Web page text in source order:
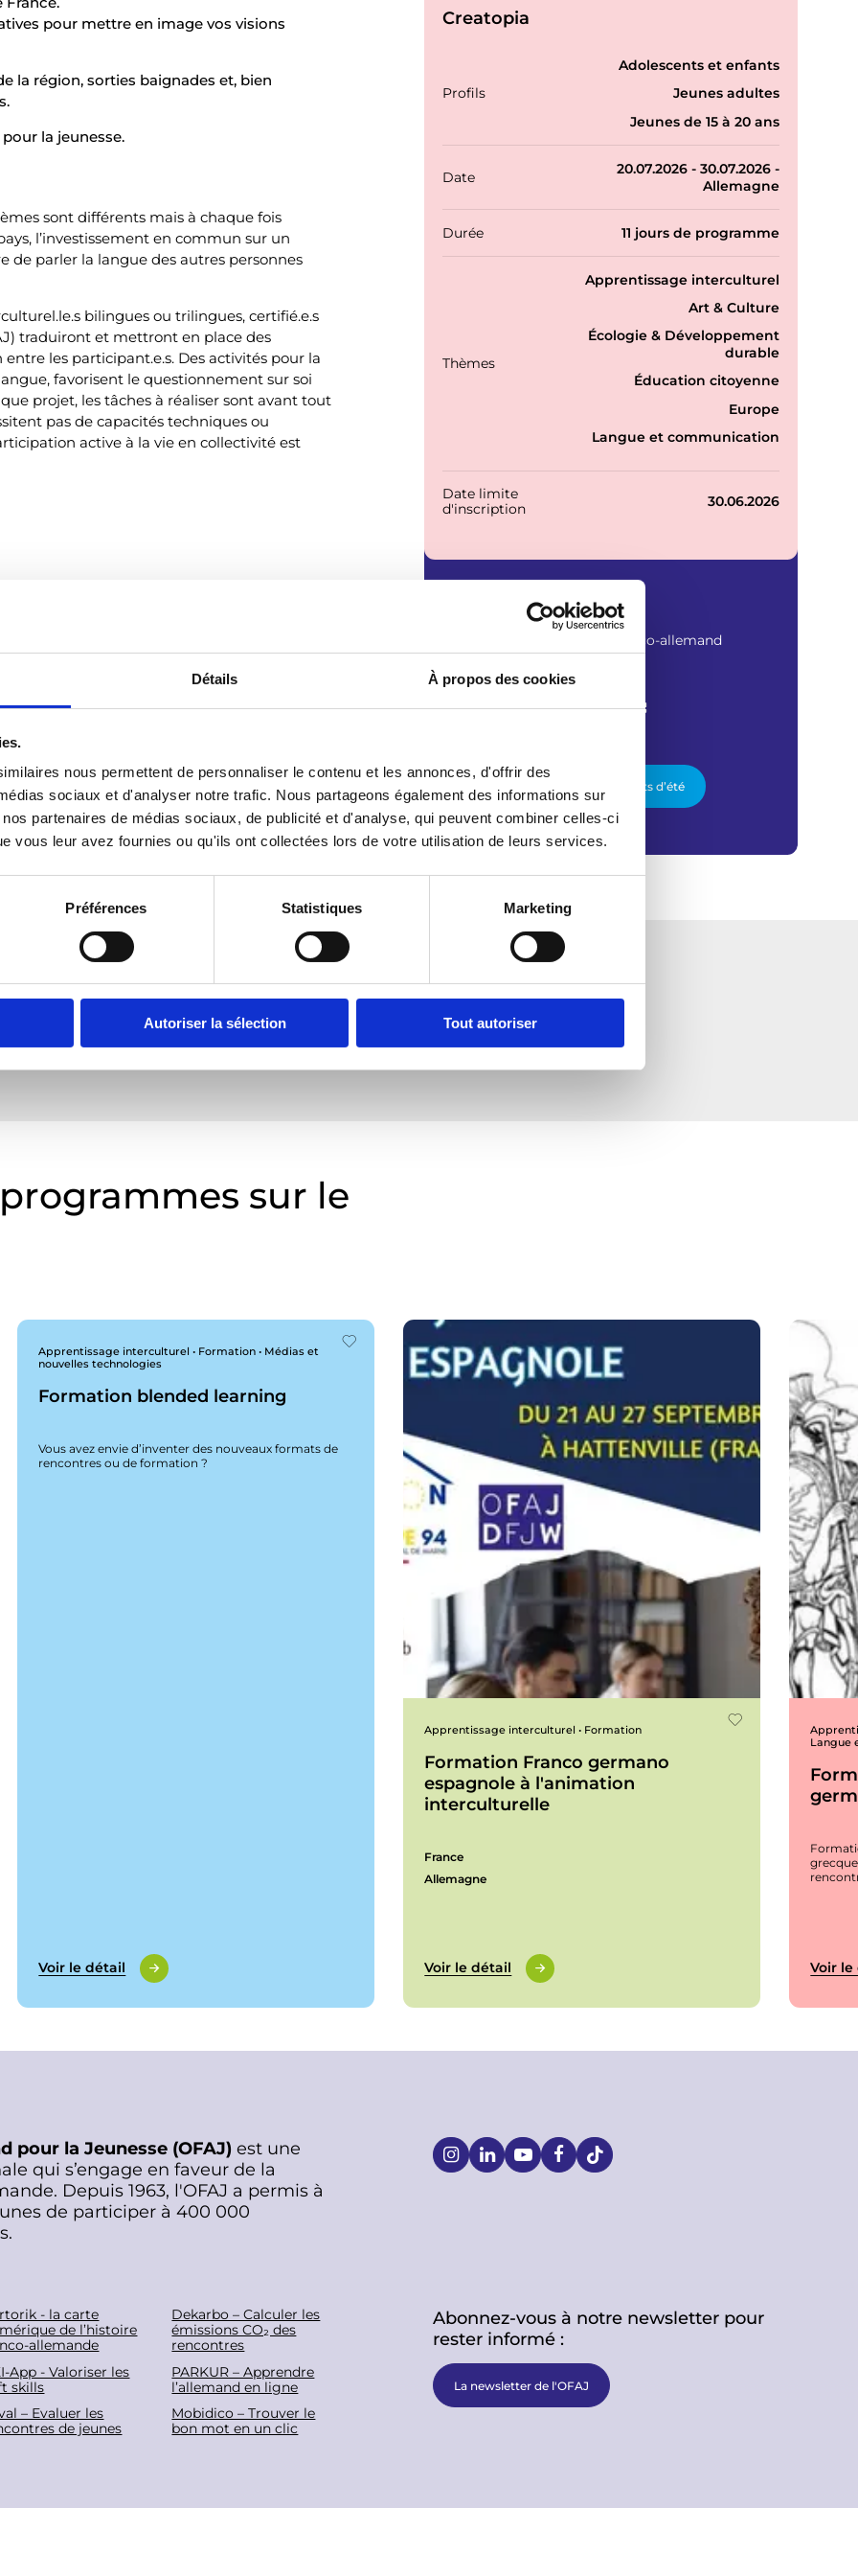
Détails À propos des cookies
nous permettent de personnaliser le contenu et les annonces, d'offrir des
sociaux et d'analyser notre trafic. Nous partageons également des informations sur
partenaires de médias sociaux, de publicité et d'analyse, qui peuvent combiner celles-ci
vous leur avez fournies ou qu'ils ont collectées lors de votre utilisation de leurs services.
Préférences Statistiques Marketing
Autoriser la sélection Tout autoriser
pour mettre en image vos visions
la région, sorties baignades et, bien
la jeunesse.
sont différents mais à chaque fois
l’investissement en commun sur un
de parler la langue des autres personnes
bilingues ou trilingues, certifié.e.s
traduiront et mettront en place des
les participant.e.s. Des activités pour la
favorisent le questionnement sur soi
projet, les tâches à réaliser sont avant tout
pas de capacités techniques ou
active à la vie en collectivité est
© Gwennili
Creatopia
Profils
P
l
s
Adolescents et enfants
Jeunes adultes
Jeunes de 15 à 20 ans
Date
20.07.2026 - 30.07.2026 -
Allemagne
Durée 11 jours de programme
Thèmes
Apprentissage interculturel
Art & Culture
Écologie & Développement
durable
Éducation citoyenne
Europe
Langue et communication
Date limite
d'inscription
30.06.2026
Catherine SCHILLING
Co-coordinatrice secteur franco-allemand
Gwennili
GWENNILI - Projets d’été
sur le
Apprentissage interculturel • Formation • Médias et
nouvelles technologies
Formation blended learning
Vous avez envie d’inventer des nouveaux formats de
rencontres ou de formation ?
Voir le détail
Apprentissage interculturel • Formation
Formation Franco germano
espagnole à l'animation
interculturelle
France
Allemagne
Voir le détail
Langue
Voir
pour la Jeunesse (OFAJ) est une
qui s’engage en faveur de la
Depuis 1963, l'OFAJ a permis à
de participer à 400 000
S
a
l
- la carte
de l’histoire
allemande
App - Valoriser les
skills
– Evaluer les
de jeunes
Dekarbo – Calculer les
émissions CO₂ des
rencontres
PARKUR – Apprendre
l’allemand en ligne
Mobidico – Trouver le
bon mot en un clic
Abonnez-vous à notre newsletter pour
rester informé :
La newsletter de l'OFAJ